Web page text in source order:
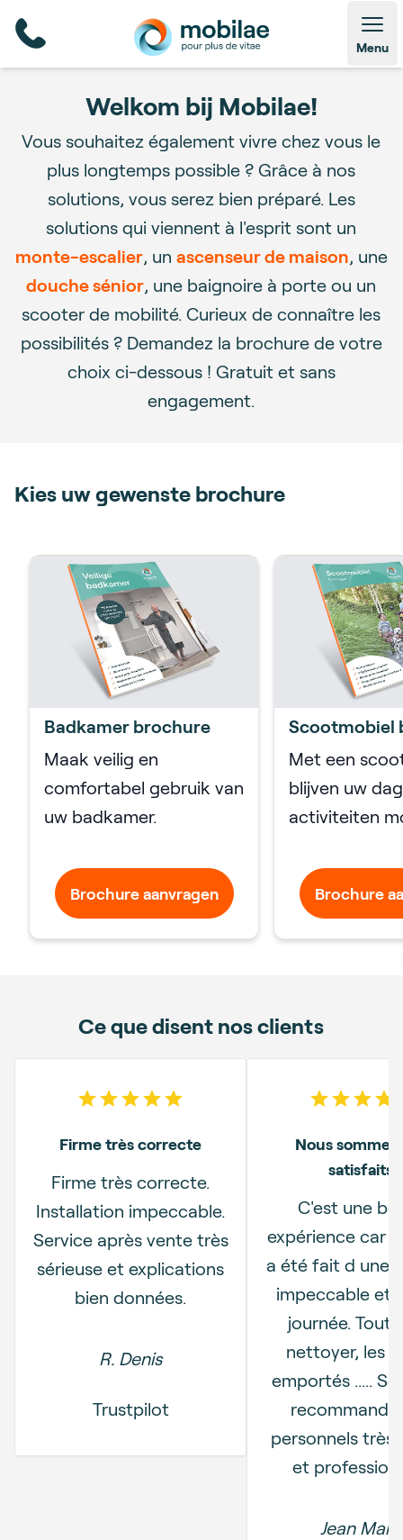
Menu
Welkom bij Mobilae!
Vous souhaitez également vivre chez vous le
plus longtemps possible ? Grâce à nos
solutions, vous serez bien préparé. Les
solutions qui viennent à l'esprit sont un
monte-escalier, un ascenseur de maison, une
douche sénior, une baignoire à porte ou un
scooter de mobilité. Curieux de connaître les
possibilités ? Demandez la brochure de votre
choix ci-dessous ! Gratuit et sans
engagement.
Kies uw gewenste brochure
Badkamer brochure
Maak veilig en
comfortabel gebruik van
uw badkamer.
Brochure aanvragen
Scootmobiel
Met een
blijven uw
activiteiten
Brochure
Ce que disent nos clients
5 out of 5 stars
Firme très correcte
Firme très correcte.
Installation impeccable.
Service après vente très
sérieuse et explications
bien données.
R. Denis
Trustpilot
5 out
Nous sommes
satisfaits.
C'est une
expérience car
a été fait d une
impeccable et
journée. Tout
nettoyer, les
emportés .....
personnels très
et
Jean